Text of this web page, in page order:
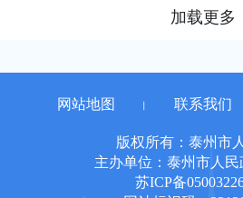
加载更多
网站地图 联系我们
版权所有：泰州市
主办单位：泰州市人
苏ICP备